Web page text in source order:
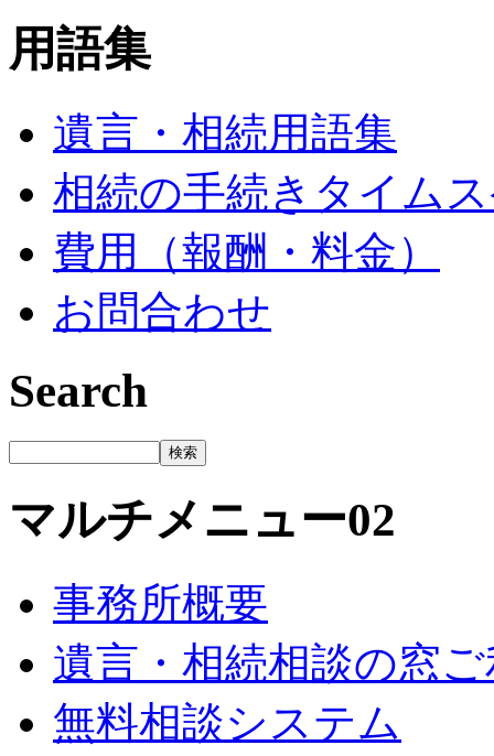
用語集
遺言・相続用語集
相続の手続きタイム
費用（報酬・料金）
お問合わせ
Search
マルチメニュー02
事務所概要
遺言・相続相談の窓
無料相談システム